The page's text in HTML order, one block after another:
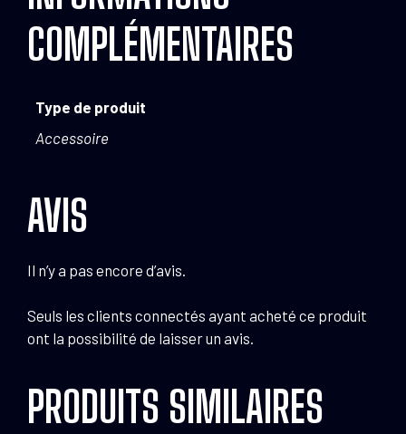
COMPLÉMENTAIRES
Type de produit
Accessoire
AVIS
Il n’y a pas encore d’avis.
Seuls les clients connectés ayant acheté ce produit
ont la possibilité de laisser un avis.
PRODUITS SIMILAIRES